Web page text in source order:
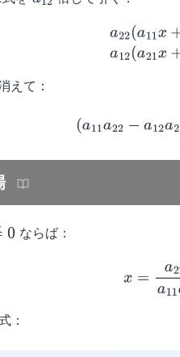
+a12y)=a22
えて：
(a11a 22 −a12a
ならば：
22 b1 a12
：